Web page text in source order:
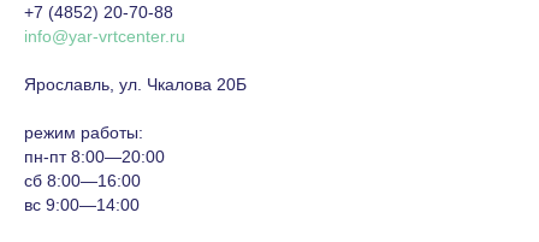
+7 (4852) 20-70-88
info@yar-vrtcenter.ru
Ярославль, ул. Чкалова 20Б
режим работы:
пн-пт 8:00—20:00
сб 8:00—16:00
вс 9:00—14:00